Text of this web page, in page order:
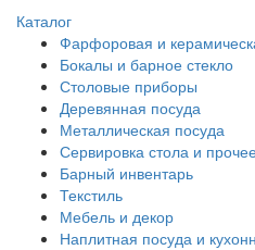
Каталог
Фарфоровая и
Бокалы и барное стекло
Столовые приборы
Деревянная посуда
Металлическая посуда
Сервировка стола и
Барный инвентарь
Текстиль
Мебель и декор
Наплитная посуда и